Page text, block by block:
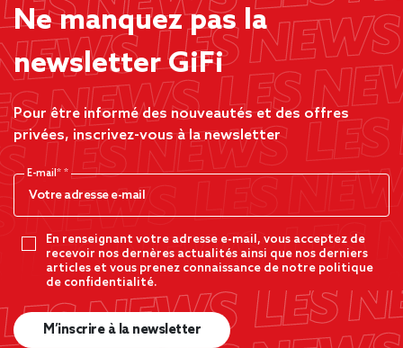
Ne manquez pas la
newsletter GiFi
Pour être informé des nouveautés et des offres
privées, inscrivez-vous à la newsletter
E-mail*
En renseignant votre adresse e-mail, vous acceptez de
recevoir nos dernères actualités ainsi que nos derniers
articles et vous prenez connaissance de notre politique
de confidentialité.
M’inscrire à la newsletter